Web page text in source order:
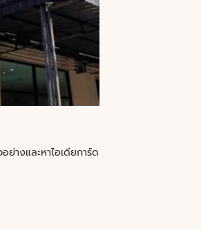
ย่างและหาไอเดียการ์ด